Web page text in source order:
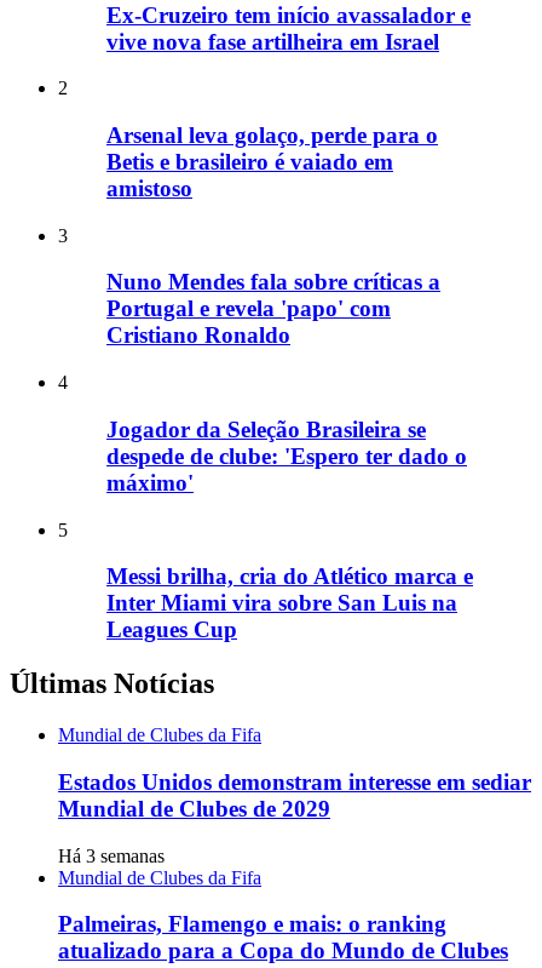
Ex-Cruzeiro tem início avassalador e
vive nova fase artilheira em Israel
2
Arsenal leva golaço, perde para o
Betis e brasileiro é vaiado em
amistoso
3
Nuno Mendes fala sobre críticas a
Portugal e revela 'papo' com
Cristiano Ronaldo
4
Jogador da Seleção Brasileira se
despede de clube: 'Espero ter dado o
máximo'
5
Messi brilha, cria do Atlético marca e
Inter Miami vira sobre San Luis na
Leagues Cup
Últimas Notícias
Mundial de Clubes da Fifa
Estados Unidos demonstram interesse em sediar
Mundial de Clubes de 2029
Há 3 semanas
Mundial de Clubes da Fifa
Palmeiras, Flamengo e mais: o ranking
atualizado para a Copa do Mundo de Clubes